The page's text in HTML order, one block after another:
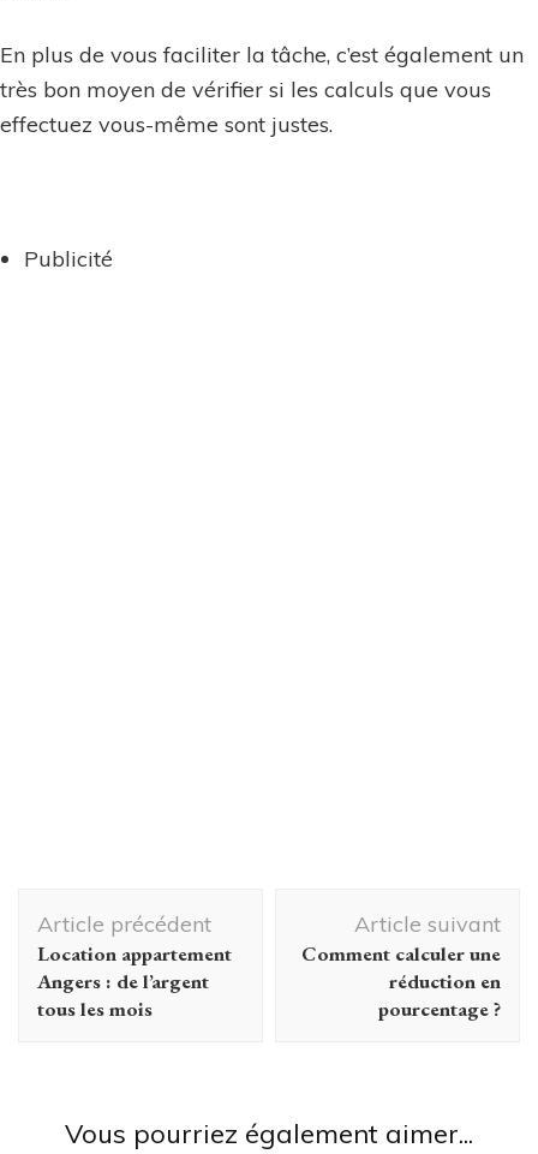
En plus de vous faciliter la tâche, c’est également un
très bon moyen de vérifier si les calculs que vous
effectuez vous-même sont justes.
Publicité
Navigation
d'article
Article précédent
Location appartement
Angers : de l’argent
tous les mois
Article suivant
Comment calculer une
réduction en
pourcentage ?
Vous pourriez également aimer...
enfant ?
Dans le temps
Dans le temps